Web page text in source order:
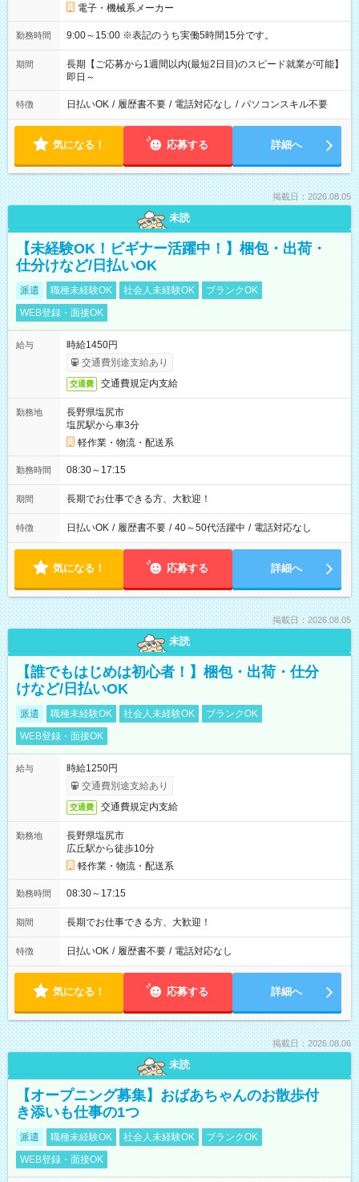
電子・機械系メーカー
勤務時間 9:00～15:00 ※表記のうち実働5時間15分です。
期間
長期【ご応募から1週間以内(最短2日目)のスピード就業が可能】
即日～
特徴 日払いOK / 履歴書不要 / 電話対応なし / パソコンスキル不要
気になる！ 応募する 詳細へ
掲載日：2026.08.05
未読
【未経験OK！ビギナー活躍中！】梱包・出荷・
仕分けなど/日払いOK
派遣 職種未経験OK 社会人未経験OK
ブランクOK
WEB登録・面接OK
給与
時給1450円
交通費別途支給あり
交通費 交通費規定内支給
勤務地
長野県塩尻市
塩尻駅から車3分
軽作業・物流・配送系
勤務時間 08:30～17:15
期間 長期でお仕事できる方、大歓迎！
特徴 日払いOK / 履歴書不要 / 40～50代活躍中 / 電話対応なし
気になる！ 応募する 詳細へ
掲載日：2026.08.05
未読
【誰でもはじめは初心者！】梱包・出荷・仕分
けなど/日払いOK
派遣 職種未経験OK 社会人未経験OK
ブランクOK
WEB登録・面接OK
給与
時給1250円
交通費別途支給あり
交通費 交通費規定内支給
勤務地
長野県塩尻市
広丘駅から徒歩10分
軽作業・物流・配送系
勤務時間 08:30～17:15
期間 長期でお仕事できる方、大歓迎！
特徴 日払いOK / 履歴書不要 / 電話対応なし
気になる！ 応募する 詳細へ
掲載日：2026.08.06
未読
【オープニング募集】おばあちゃんのお散歩付
き添いも仕事の1つ
派遣 職種未経験OK 社会人未経験OK
ブランクOK
WEB登録・面接OK